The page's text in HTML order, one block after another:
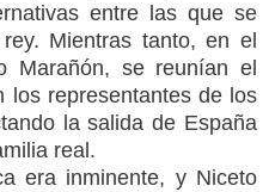
entre las que se
Mientras tanto, en el
Marañón, se reunían el
los representantes de los
la salida de España
real.
era inminente, y Niceto